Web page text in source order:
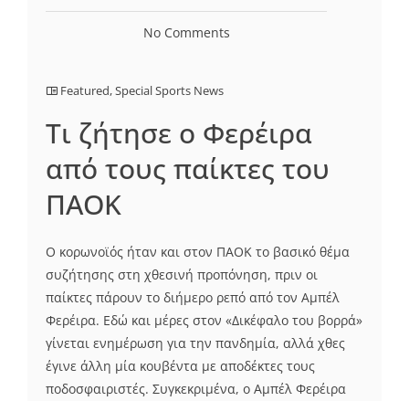
No Comments
Featured,Special Sports News
Τι ζήτησε ο Φερέιρα
από τους παίκτες του
ΠΑΟΚ
Ο κορωνοϊός ήταν και στον ΠΑΟΚ το βασικό θέμα
συζήτησης στη χθεσινή προπόνηση, πριν οι
παίκτες πάρουν το διήμερο ρεπό από τον Αμπέλ
Φερέιρα. Εδώ και μέρες στον «Δικέφαλο του βορρά»
γίνεται ενημέρωση για την πανδημία, αλλά χθες
έγινε άλλη μία κουβέντα με αποδέκτες τους
ποδοσφαιριστές. Συγκεκριμένα, ο Αμπέλ Φερέιρα